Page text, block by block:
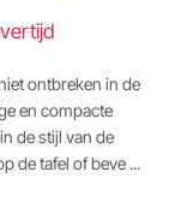
ontbreken in de
en compacte
de stijl van de
welbekende Big Green Egg bbq. Zet de lamp op de tafel of beve ...